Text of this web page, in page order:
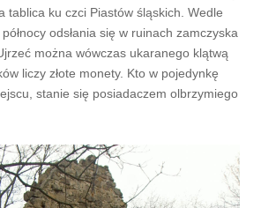
tablica ku czci Piastów śląskich. Wedle
odsłania się w ruinach zamczyska
można wówczas ukaranego klątwą
liczy złote monety. Kto w pojedynkę
stanie się posiadaczem olbrzymiego